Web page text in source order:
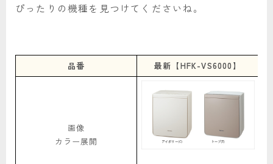
ぴったりの機種を見つけてくださいね。
品番 最新【HFK-VS6000】
画像
カラー展開